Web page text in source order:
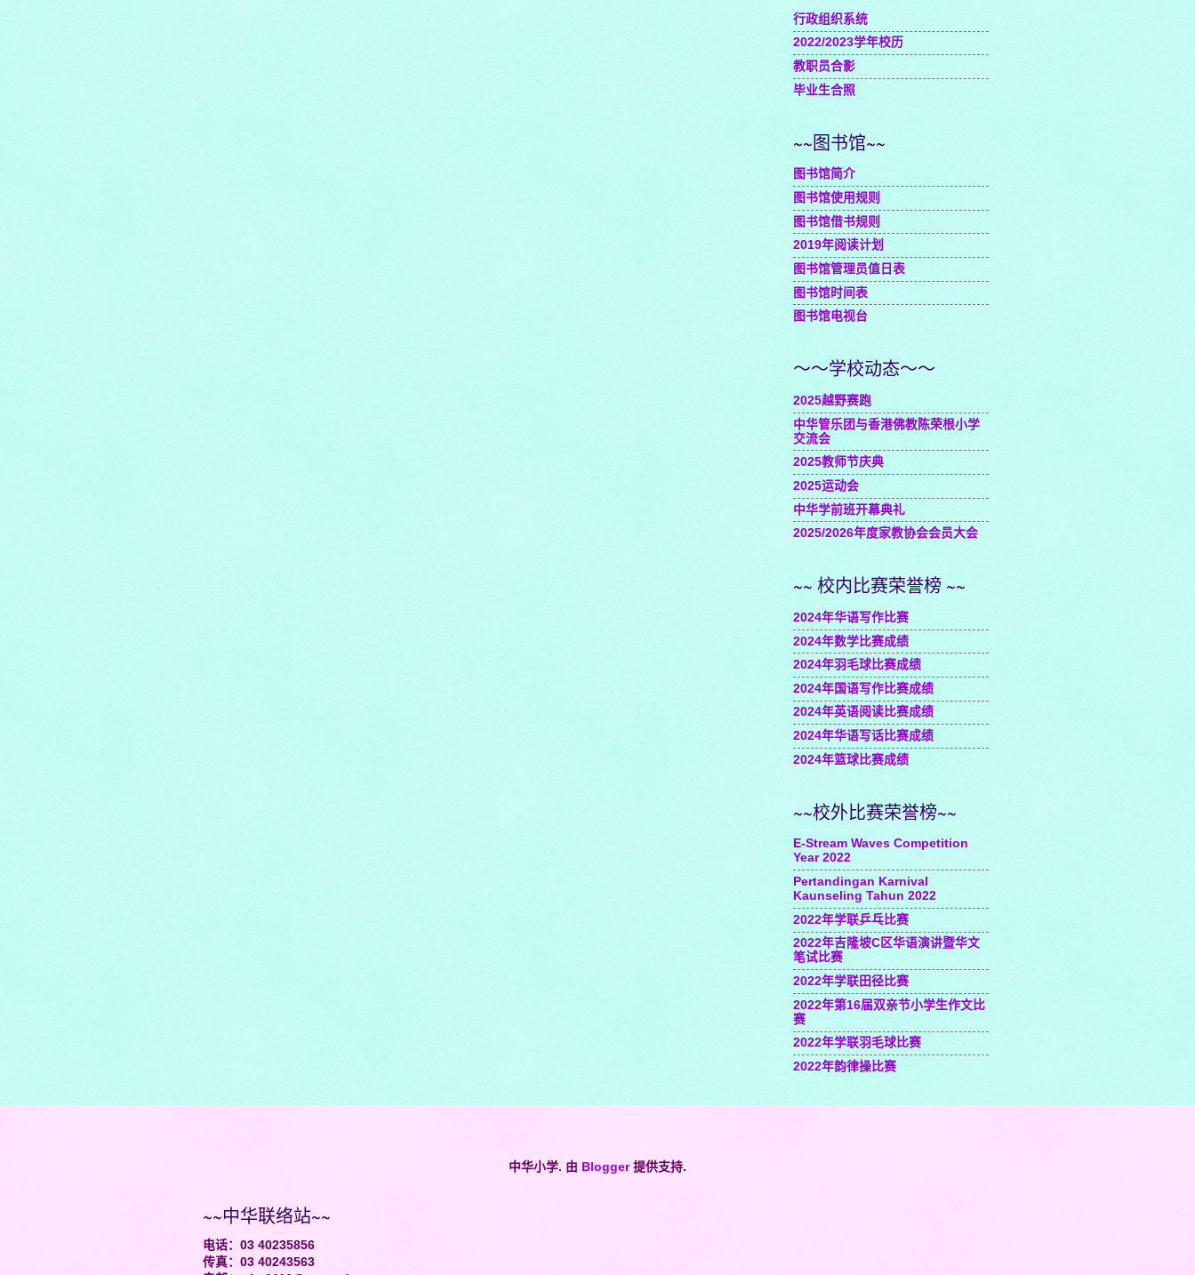
行政组织系统
2022/2023学年校历
教职员合影
毕业生合照
~~图书馆~~
图书馆简介
图书馆使用规则
图书馆借书规则
2019年阅读计划
图书馆管理员值日表
图书馆时间表
图书馆电视台
～～学校动态～～
2025越野赛跑
中华管乐团与香港佛教陈荣根小学
交流会
2025教师节庆典
2025运动会
中华学前班开幕典礼
2025/2026年度家教协会会员大会
~~ 校内比赛荣誉榜 ~~
2024年华语写作比赛
2024年数学比赛成绩
2024年羽毛球比赛成绩
2024年国语写作比赛成绩
2024年英语阅读比赛成绩
2024年华语写话比赛成绩
2024年篮球比赛成绩
~~校外比赛荣誉榜~~
E-Stream Waves Competition
Year 2022
Pertandingan Karnival
Kaunseling Tahun 2022
2022年学联乒乓比赛
2022年吉隆坡C区华语演讲暨华文
笔试比赛
2022年学联田径比赛
2022年第16届双亲节小学生作文比
赛
2022年学联羽毛球比赛
2022年韵律操比赛
中华小学. 由 Blogger提供支持.
~~中华联络站~~
电话：03 40235856
传真：03 40243563